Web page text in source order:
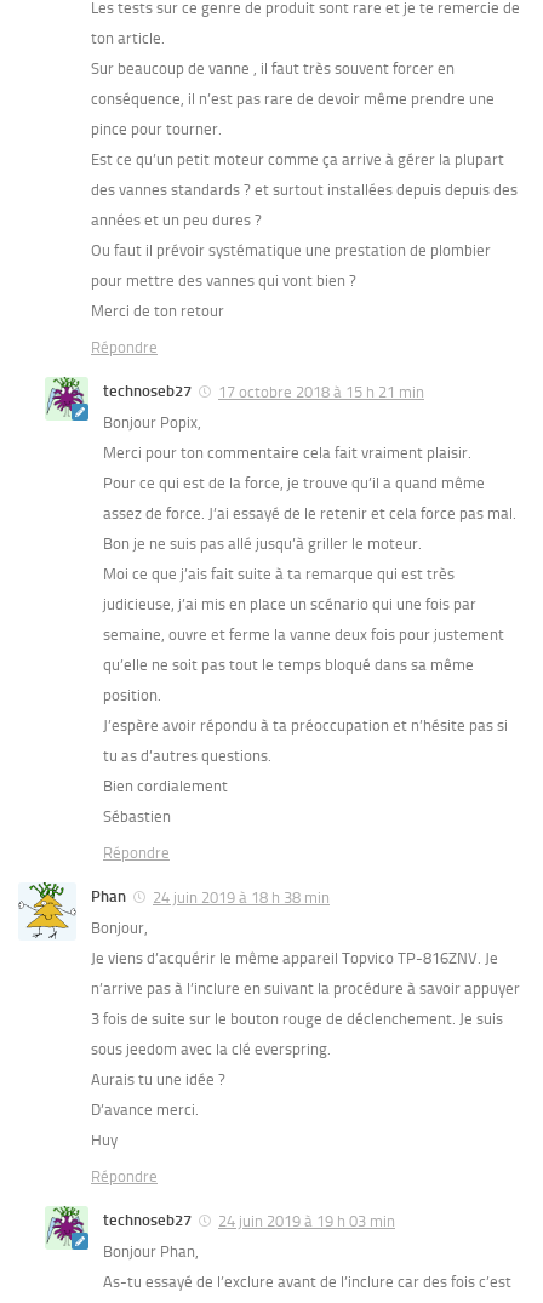
Les tests sur ce genre de produit sont rare et je te remercie de
ton article.
Sur beaucoup de vanne , il faut très souvent forcer en
conséquence, il n’est pas rare de devoir même prendre une
pince pour tourner.
Est ce qu’un petit moteur comme ça arrive à gérer la plupart
des vannes standards ? et surtout installées depuis depuis des
années et un peu dures ?
Ou faut il prévoir systématique une prestation de plombier
pour mettre des vannes qui vont bien ?
Merci de ton retour
Répondre
technoseb27
17 octobre 2018 à 15 h 21 min
Bonjour Popix,
Merci pour ton commentaire cela fait vraiment plaisir.
Pour ce qui est de la force, je trouve qu’il a quand même
assez de force. J’ai essayé de le retenir et cela force pas mal.
Bon je ne suis pas allé jusqu’à griller le moteur.
Moi ce que j’ais fait suite à ta remarque qui est très
judicieuse, j’ai mis en place un scénario qui une fois par
semaine, ouvre et ferme la vanne deux fois pour justement
qu’elle ne soit pas tout le temps bloqué dans sa même
position.
J’espère avoir répondu à ta préoccupation et n’hésite pas si
tu as d’autres questions.
Bien cordialement
Sébastien
Répondre
Phan
24 juin 2019 à 18 h 38 min
Bonjour,
Je viens d’acquérir le même appareil Topvico TP-816ZNV. Je
n’arrive pas à l’inclure en suivant la procédure à savoir appuyer
3 fois de suite sur le bouton rouge de déclenchement. Je suis
sous jeedom avec la clé everspring.
Aurais tu une idée ?
D’avance merci.
Huy
Répondre
technoseb27
24 juin 2019 à 19 h 03 min
Bonjour Phan,
As-tu essayé de l’exclure avant de l’inclure car des fois c’est